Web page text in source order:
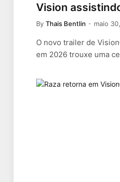
Vision
By Thais Bentlin maio
O novo trailer de
em 2026 trouxe uma